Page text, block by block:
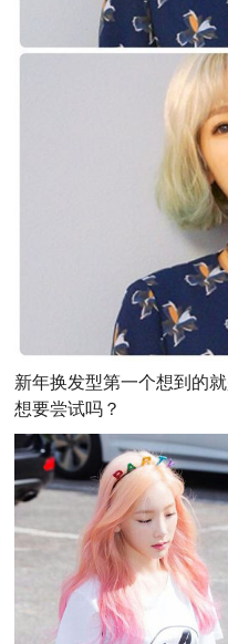
新年换发型第一个想到的
想要尝试吗？